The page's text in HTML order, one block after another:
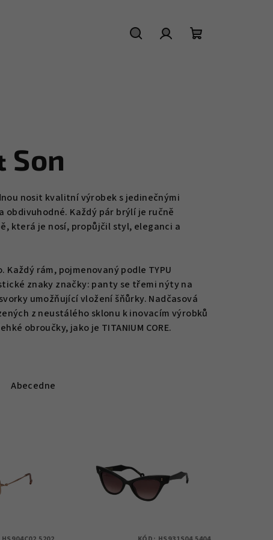
Son
nosit kvalitní výrobek s jedinečnými
Každý pár brýlí je ručně
která je nosí, propůjčil styl, eleganci a
rám, pojmenovaný podle TYPU
znaky značky: panty se třemi nýty na
umožňující vložení šňůrky. Nadčasová
z neustálého sklonu k inovacím výrobků
obroučky, jako je TITANIUM CORE.
Abecedne